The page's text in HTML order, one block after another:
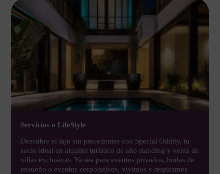
Servicios o LifeStyle
Descubre el lujo sin precedentes con Special Oddity, tu
socio ideal en alquiler turístico de alto standing y venta de
villas exclusivas. Ya sea para eventos privados, bodas de
ensueño o eventos corporativos, vivimos y respiramos